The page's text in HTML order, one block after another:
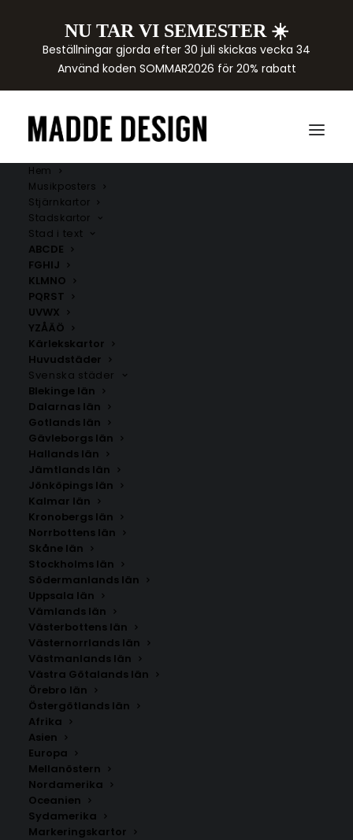
NU TAR VI SEMESTER ☀️
Beställningar gjorda efter 30 juli skickas vecka 34
Använd koden SOMMAR2026 för 20% rabatt
Hem
Musikposters
Stjärnkartor
Stadskartor
Stad i text
ABCDE
FGHIJ
KLMNO
PQRST
UVWX
YZÅÄÖ
Kärlekskartor
Huvudstäder
Svenska städer
Blekinge län
Dalarnas län
Gotlands län
Gävleborgs län
Hallands län
Jämtlands län
Jönköpings län
Kalmar län
Kronobergs län
Norrbottens län
Skåne län
Stockholms län
Södermanlands län
Uppsala län
Vämlands län
Västerbottens län
Västernorrlands län
Västmanlands län
Västra Götalands län
Örebro län
Östergötlands län
Afrika
Asien
Europa
Mellanöstern
Nordamerika
Oceanien
Sydamerika
Markeringskartor
Vidingsjö
Storlek
350.00kr
Handritad karta över Vidingsjö i
Östergötlands län.